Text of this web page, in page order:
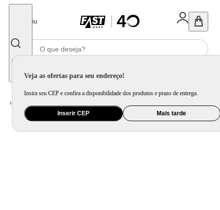
Menu
Veja as ofertas para seu endereço!
Insira seu CEP e confira a disponibilidade dos produtos e prazo de entrega.
Inserir CEP Mais tarde
Home